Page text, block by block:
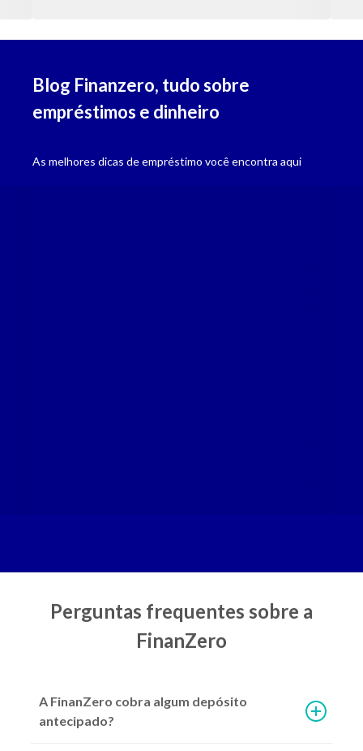
Seriedade
Empresa devidamente regulamentada pelo BACEN, compromisso
Blog Finanzero, tudo sobre
empréstimos e dinheiro
As melhores dicas de empréstimo você encontra aqui
2ª parcela do Auxílio Emergencial 2021: como vai
Perguntas frequentes sobre a
FinanZero
A FinanZero cobra algum depósito
antecipado?